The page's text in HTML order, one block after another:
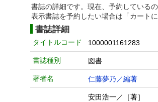
書誌の詳細です。現在、予約している
表示書誌を予約したい場合は「カート
書誌詳細
タイトルコード 1000001161283
書誌種別 図書
著者名 仁藤夢乃／編著
安田浩一／［著］